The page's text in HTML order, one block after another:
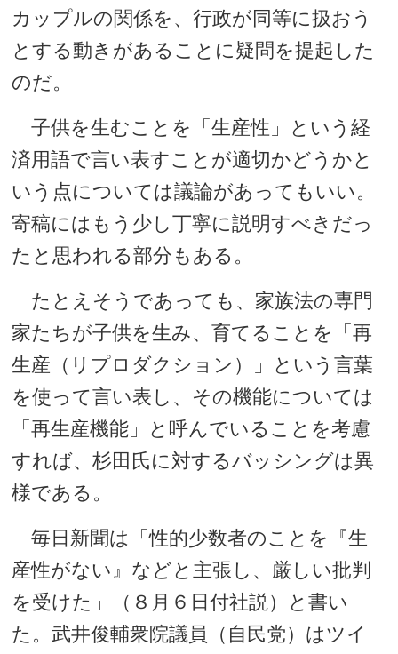
カップルの関係を、行政が同等に扱おう
とする動きがあることに疑問を提起した
のだ。
子供を生むことを「生産性」という経
済用語で言い表すことが適切かどうかと
いう点については議論があってもいい。
寄稿にはもう少し丁寧に説明すべきだっ
たと思われる部分もある。
たとえそうであっても、家族法の専門
家たちが子供を生み、育てることを「再
生産（リプロダクション）」という言葉
を使って言い表し、その機能については
「再生産機能」と呼んでいることを考慮
すれば、杉田氏に対するバッシングは異
様である。
毎日新聞は「性的少数者のことを『生
産性がない』などと主張し、厳しい批判
を受けた」（８月６日付社説）と書い
た。武井俊輔衆院議員（自民党）はツイ